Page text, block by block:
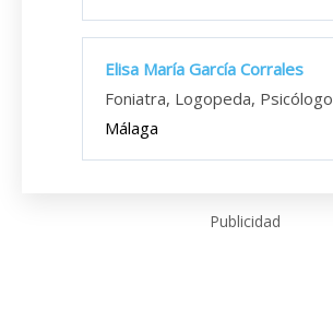
Elisa María García Corrales
Foniatra, Logopeda, Psicólogo
Málaga
Publicidad